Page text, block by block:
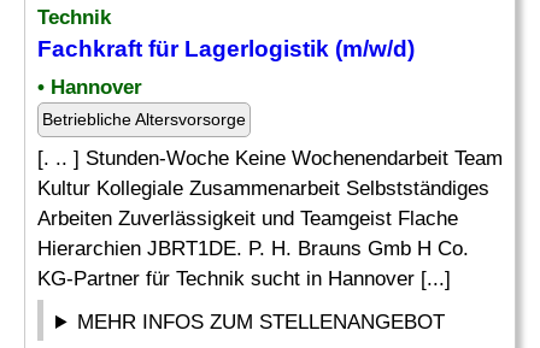
Technik
Fachkraft für Lagerlogistik (m/w/d)
• Hannover
Betriebliche Altersvorsorge
[. .. ] Stunden-Woche Keine Wochenendarbeit Team
Kultur Kollegiale Zusammenarbeit Selbstständiges
Arbeiten Zuverlässigkeit und Teamgeist Flache
Hierarchien JBRT1DE. P. H. Brauns Gmb H Co.
KG-Partner für Technik sucht in Hannover [...]
MEHR INFOS ZUM STELLENANGEBOT